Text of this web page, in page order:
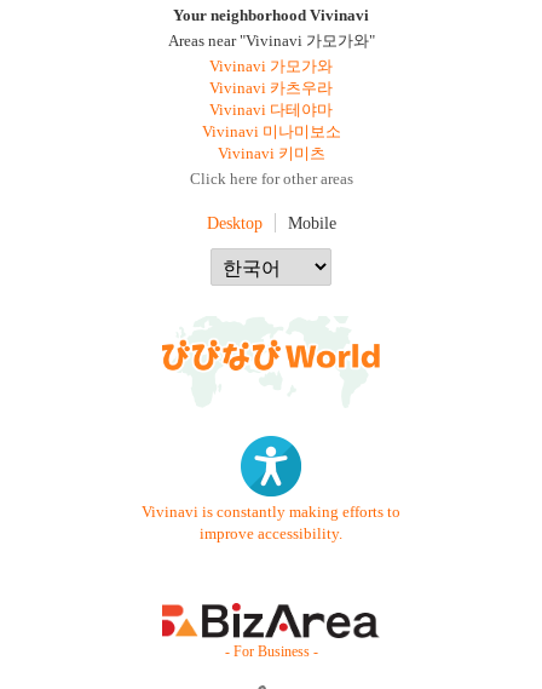
Your neighborhood Vivinavi
Areas near "Vivinavi 가모가와"
Vivinavi 가모가와
Vivinavi 카츠우라
Vivinavi 다테야마
Vivinavi 미나미보소
Vivinavi 키미츠
Click here for other areas
Desktop Mobile
Vivinavi is constantly making efforts to
improve accessibility.
- For Business -